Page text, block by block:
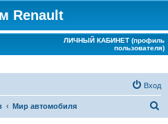
Renault
ЛИЧНЫЙ КАБИНЕТ (профиль
пользователя)
Вход
Мир автомобиля